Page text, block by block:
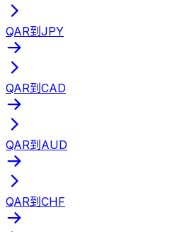
QAR到JPY
QAR到CAD
QAR到AUD
QAR到CHF